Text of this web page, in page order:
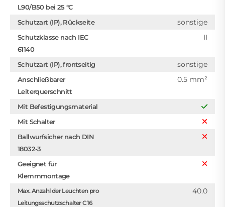
L90/B50 bei 25 °C
Schutzart (IP), Rückseite sonstige
Schutzklasse nach IEC
61140
II
Schutzart (IP), frontseitig sonstige
Anschließbarer
Leiterquerschnitt
0.5 mm²
Mit Befestigungsmaterial
Mit Schalter
Ballwurfsicher nach DIN
18032-3
Geeignet für
Klemmmontage
Max. Anzahl der Leuchten pro
Leitungsschutzschalter C16
40.0